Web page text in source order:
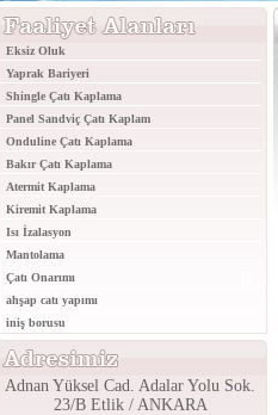
Eksiz Oluk
Yaprak Bariyeri
Shingle Çatı Kaplama
Panel Sandviç Çatı Kaplam
Onduline Çatı Kaplama
Bakır Çatı Kaplama
Atermit Kaplama
Kiremit Kaplama
Isı İzalasyon
Mantolama
Çatı Onarımı
ahşap catı yapımı
iniş borusu
Adnan Yüksel Cad. Adalar Yolu Sok.
23/B Etlik / ANKARA